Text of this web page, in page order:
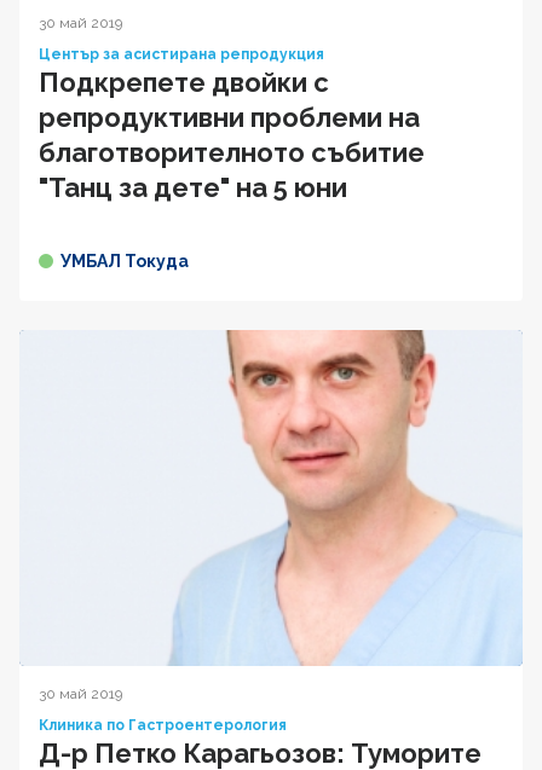
30 май 2019
Център за асистирана репродукция
Подкрепете двойки с
репродуктивни проблеми на
благотворителното събитие
"Танц за дете" на 5 юни
УМБАЛ Токуда
30 май 2019
Клиника по Гастроентерология
Д-р Петко Карагьозов: Туморите